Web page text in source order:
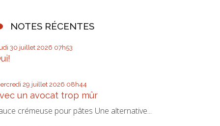
NOTES RÉCENTES
30 juillet 2026 07h53
29 juillet 2026 08h44
un avocat trop mûr
crémeuse pour pâtes Une alternative...